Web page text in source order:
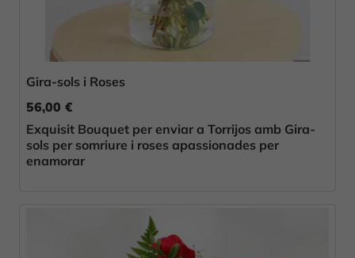
Gira-sols i Roses
56,00 €
Exquisit Bouquet per enviar a Torrijos amb Gira-
sols per somriure i roses apassionades per
enamorar